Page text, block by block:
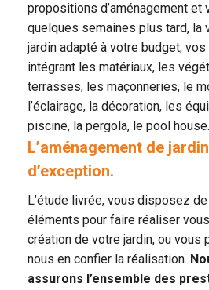
propositions d’aménagement et
quelques semaines plus tard, la
jardin adapté à votre budget,
intégrant les matériaux, les
terrasses, les maçonneries, le
l’éclairage, la décoration, les
piscine, la pergola, le pool
L’aménagement de
d’exception.
L’étude livrée, vous disposez
éléments pour faire réaliser
création de votre jardin, ou vous
nous en confier la réalisation.
assurons l’ensemble des